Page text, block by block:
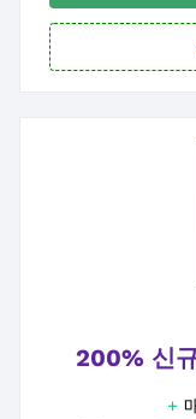
200% 신
+